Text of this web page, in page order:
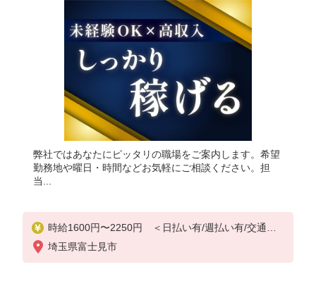
弊社ではあなたにピッタリの職場をご案内します。希望
勤務地や曜日・時間などお気軽にご相談ください。担
当...
時給1600円〜2250円 ＜日払い有/週払い有/交通費
全支給(ガソリン代含む)＞
埼玉県富士見市